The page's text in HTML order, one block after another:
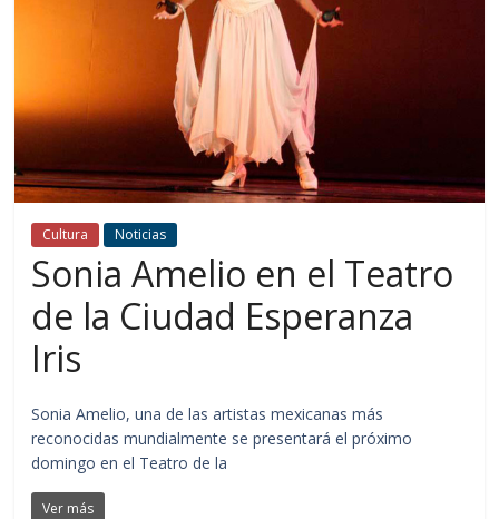
Cultura Noticias
Sonia Amelio en el Teatro
de la Ciudad Esperanza
Iris
Sonia Amelio, una de las artistas mexicanas más
reconocidas mundialmente se presentará el próximo
domingo en el Teatro de la
Ver más